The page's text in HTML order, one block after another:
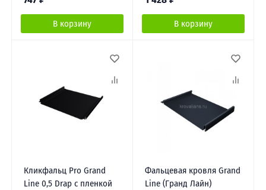
В корзину В корзину
Кликфальц Pro Grand
Line 0,5 Drap с пленкой
Фальцевая кровля Grand
Line (Гранд Лайн)